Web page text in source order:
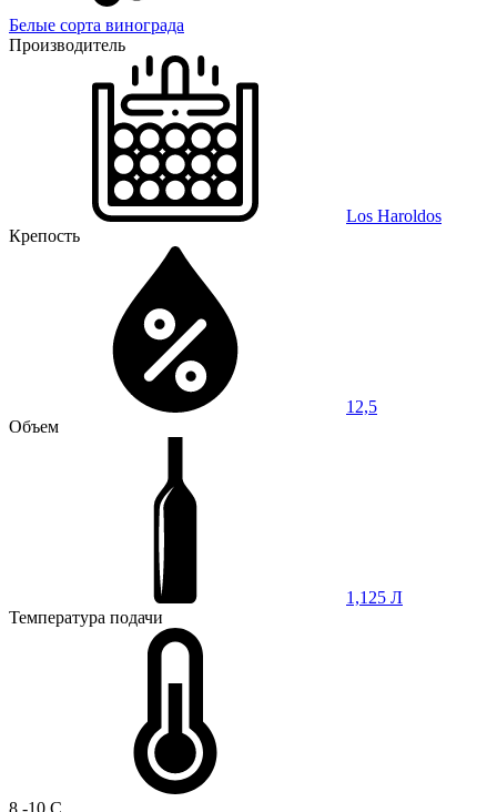
Белые сорта винограда
Производитель
Los Haroldos
Крепость
12,5
Объем
1,125 Л
Температура подачи
8 -10 C